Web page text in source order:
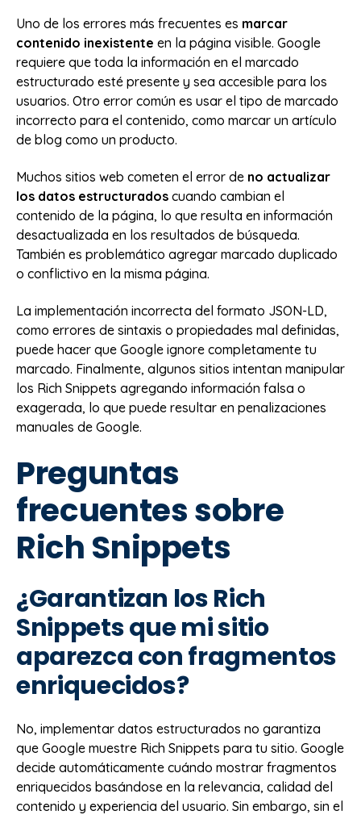
Uno de los errores más frecuentes es marcar
contenido inexistente en la página visible. Google
requiere que toda la información en el marcado
estructurado esté presente y sea accesible para los
usuarios. Otro error común es usar el tipo de marcado
incorrecto para el contenido, como marcar un artículo
de blog como un producto.
Muchos sitios web cometen el error de no actualizar
los datos estructurados cuando cambian el
contenido de la página, lo que resulta en información
desactualizada en los resultados de búsqueda.
También es problemático agregar marcado duplicado
o conflictivo en la misma página.
La implementación incorrecta del formato JSON-LD,
como errores de sintaxis o propiedades mal definidas,
puede hacer que Google ignore completamente tu
marcado. Finalmente, algunos sitios intentan manipular
los Rich Snippets agregando información falsa o
exagerada, lo que puede resultar en penalizaciones
manuales de Google.
Preguntas
frecuentes sobre
Rich Snippets
¿Garantizan los Rich
Snippets que mi sitio
aparezca con fragmentos
enriquecidos?
No, implementar datos estructurados no garantiza
que Google muestre Rich Snippets para tu sitio. Google
decide automáticamente cuándo mostrar fragmentos
enriquecidos basándose en la relevancia, calidad del
contenido y experiencia del usuario. Sin embargo, sin el